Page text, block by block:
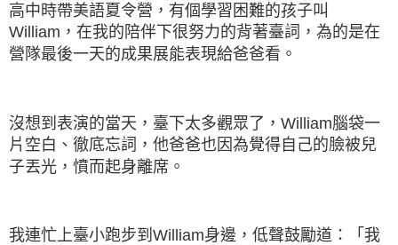
高中時帶美語夏令營，有個學習困難的孩子叫
William，在我的陪伴下很努力的背著臺詞，為的是在
營隊最後一天的成果展能表現給爸爸看。
沒想到表演的當天，臺下太多觀眾了，William腦袋一
片空白、徹底忘詞，他爸爸也因為覺得自己的臉被兒
子丟光，憤而起身離席。
我連忙上臺小跑步到William身邊，低聲鼓勵道：「我